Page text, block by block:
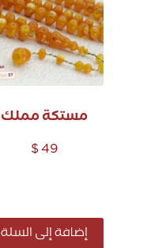
مستكة مملك
$49
إضافة إلى السلة